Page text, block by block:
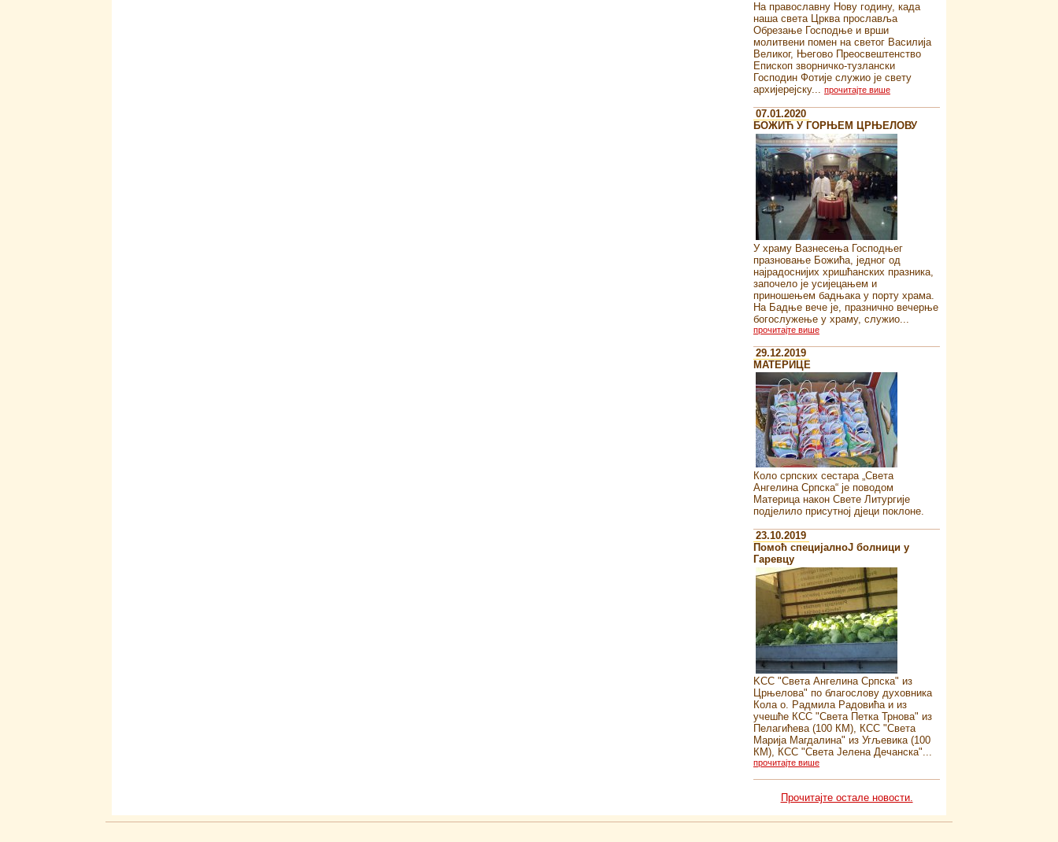
На православну Нову годину, када
наша света Црква прославља
Обрезање Господње и врши
молитвени помен на светог Василија
Великог, Његово Преосвештенство
Епископ зворничко-тузлански
Господин Фотије служио је свету
архијерејску... прочитајте више
07.01.2020
БОЖИЋ У ГОРЊЕМ ЦРЊЕЛОВУ
У храму Вазнесења Господњег
празновање Божића, једног од
најрадоснијих хришћанских празника,
започело је усијецањем и
приношењем бадњака у порту храма.
На Бадње вече је, празнично вечерње
богослужење у храму, служио...
прочитајте више
29.12.2019
MATEРИЦЕ
Коло српских сестара „Света
Ангелина Српска“ je поводом
Материца након Свете Литургије
подјелило присутној дјеци поклоне.
23.10.2019
Помоћ специјалноJ болници у
Гаревцу
KСС "Света Ангелина Српска" из
Црњелова" по благослову духовника
Кола о. Радмила Радовића и из
учешће КСС "Света Петка Трнова" из
Пелагићева (100 КМ), КСС "Света
Марија Магдалина" из Угљевика (100
КМ), КСС "Света Јелена Дечанска"...
прочитајте више
Прочитајте остале новости.